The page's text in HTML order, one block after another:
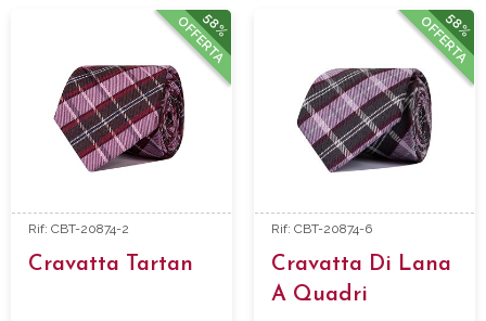
58%
OFFERTA
Rif: CBT-20874-2
Cravatta Tartan
58%
OFFERTA
Rif: CBT-20874-6
Cravatta Di Lana
A Quadri